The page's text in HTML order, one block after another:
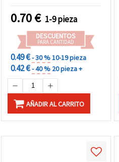
0.70€ 1-9 pieza
DESCUENTOS
PARA CANTIDAD
0.49 €- 30 %10-19 pieza
0.42 €- 40 % 20 pieza +
AÑADIR AL CARRITO